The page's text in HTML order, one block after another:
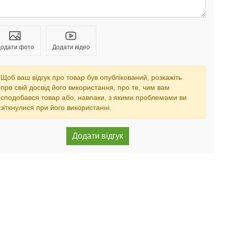
фото Додати відео
Щоб ваш відгук про товар був опублікований, розкажіть
про свій досвід його використання, про те, чим вам
сподобався товар або, навпаки, з якими проблемами ви
зіткнулися при його використанні.